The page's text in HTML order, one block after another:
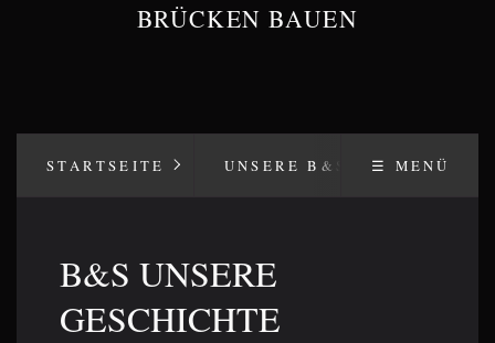
BRÜCKEN BAUEN
STARTSEITE UNSERE B&S WERTE
☰ MENÜ
B&S UNSERE
GESCHICHTE